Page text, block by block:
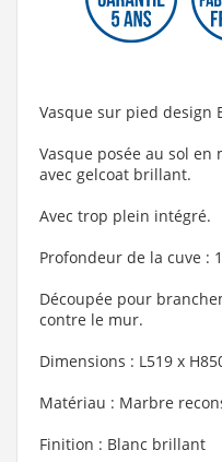
Vasque sur pied design
Vasque posée au sol
avec gelcoat brillant.
Avec trop plein intégré.
Profondeur de la cuve :
Découpée pour
contre le mur.
Dimensions : L519 x
Matériau : Marbre
Finition : Blanc brillant